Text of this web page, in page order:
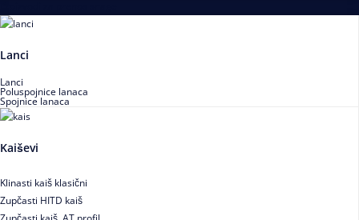
Lanci
Lanci
Poluspojnice lanaca
Spojnice lanaca
Kaiševi
Klinasti kaiš klasični
Zupčasti HITD kaiš